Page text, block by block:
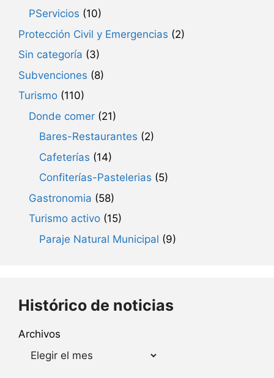
PServicios (10)
Protección Civil y Emergencias (2)
Sin categoría (3)
Subvenciones (8)
Turismo (110)
Donde comer (21)
Bares-Restaurantes (2)
Cafeterías (14)
Confiterías-Pastelerias (5)
Gastronomia (58)
Turismo activo (15)
Paraje Natural Municipal (9)
Histórico de noticias
Archivos